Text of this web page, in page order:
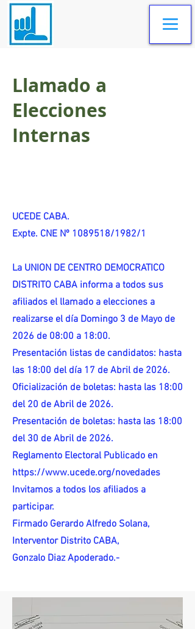
Llamado a
Elecciones
Internas
UCEDE CABA.
Expte. CNE Nº 1089518/1982/1
La UNION DE CENTRO DEMOCRATICO
DISTRITO CABA informa a todos sus
afiliados el llamado a elecciones a
realizarse el día Domingo 3 de Mayo de
2026 de 08:00 a 18:00.
Presentación listas de candidatos: hasta
las 18:00 del día 17 de Abril de 2026.
Oficialización de boletas: hasta las 18:00
del 20 de Abril de 2026.
Presentación de boletas: hasta las 18:00
del 30 de Abril de 2026.
Reglamento Electoral Publicado en
https://www.ucede.org/novedades
Invitamos a todos los afiliados a
participar.
Firmado Gerardo Alfredo Solana,
Interventor Distrito CABA,
Gonzalo Diaz Apoderado.-